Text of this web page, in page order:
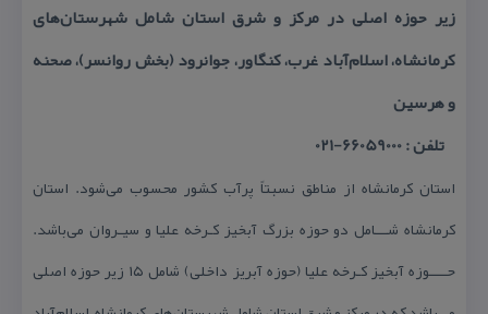
زیر حوزه اصلی در مركز و شرق استان شامل شهرستان‌های
كرمانشاه، اسلام‌‌آباد غرب، كنگاور، جوانرود (بخش روانسر)، صحنه
و هرسین
تلفن : 66059000-021
استان كرمانشاه از مناطق نسبتاً پرآب كشور محسوب می‌شود. استان
كرمانشاه شـــامل دو حوزه بزرگ آبخیز كـرخه علیا و سیـروان می‌باشد.
حــــوزه آبخیز كـرخه علیا (حوزه آبریز داخلی) شامل ۱۵ زیر حوزه اصلی